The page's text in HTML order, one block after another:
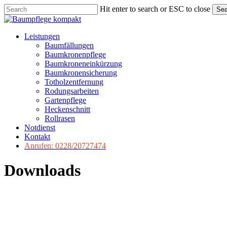
Skip
to
content
Hit enter to search or ESC to close
Close
Menu
Leistungen
Baumfällungen
Baumkronenpflege
Baumkroneneinkürzung
Baumkronensicherung
Totholzentfernung
Rodungsarbeiten
Gartenpflege
Heckenschnitt
Rollrasen
Notdienst
Kontakt
Anrufen: 0228/20727474
Downloads